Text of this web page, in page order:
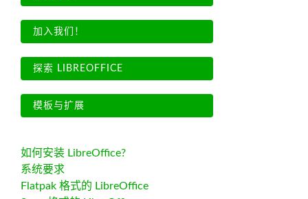
加入我们！
探索 LIBREOFFICE
模板与扩展
如何安装 LibreOffice?
系统要求
Flatpak 格式的 LibreOffice